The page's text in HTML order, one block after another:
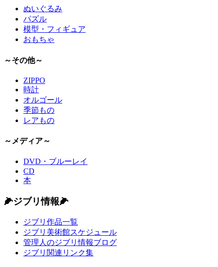
ぬいぐるみ
パズル
模型・フィギュア
おもちゃ
～その他～
ZIPPO
時計
オルゴール
季節もの
レアもの
～メディア～
DVD・ブルーレイ
CD
本
🌽ジブリ情報🌽
ジブリ作品一覧
ジブリ美術館スケジュール
管理人のジブリ情報ブログ
ジブリ関連リンク集